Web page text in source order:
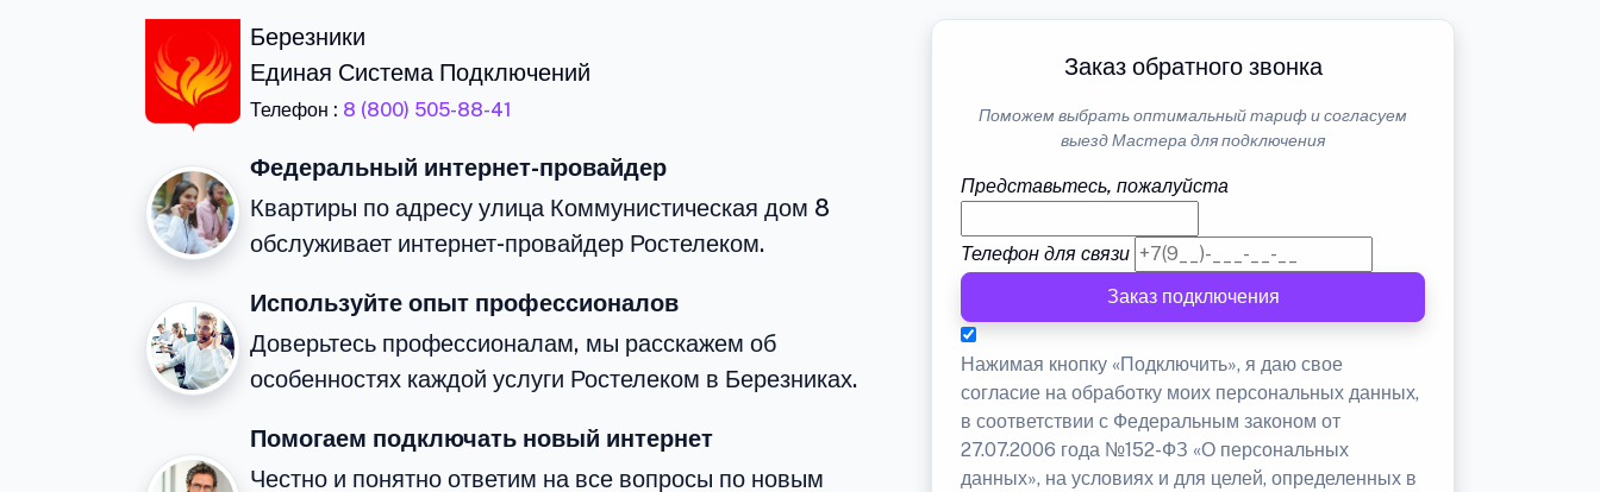
Березники
Единая Система Подключений
Телефон : 8 (800) 505-88-41
Федеральный интернет-провайдер
Квартиры по адресу улица Коммунистическая дом 8
обслуживает интернет-провайдер Ростелеком.
Используйте опыт профессионалов
Доверьтесь профессионалам, мы расскажем об
особенностях каждой услуги Ростелеком в Березниках.
Помогаем подключать новый интернет
Честно и понятно ответим на все вопросы по новым
Заказ обратного звонка
Поможем выбрать оптимальный тариф и согласуем
выезд Мастера для подключения
Представьтесь, пожалуйста
Телефон для связи
Заказ подключения
Нажимая кнопку «Подключить», я даю свое
согласие на обработку моих персональных данных,
в соответствии с Федеральным законом от
27.07.2006 года №152-ФЗ «О персональных
данных», на условиях и для целей, определенных в